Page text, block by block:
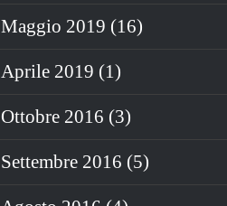
Maggio 2019 (16)
Aprile 2019 (1)
Ottobre 2016 (3)
Settembre 2016 (5)